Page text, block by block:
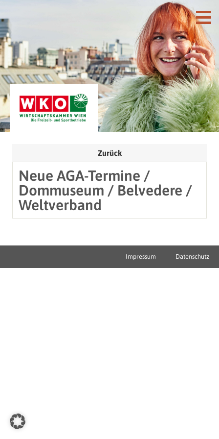
Zurück
Neue AGA-Termine /
Dommuseum / Belvedere /
Weltverband
Impressum Datenschutz